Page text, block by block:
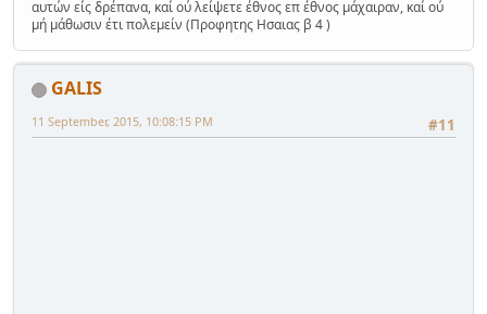
αυτών είς δρέπανα, καί ού λείψετε έθνος επ έθνος μάχαιραν, καί ού
μή μάθωσιν έτι πολεμείν (Προφητης Ησαιας β 4 )
GALIS
#11
11 September, 2015, 10:08:15 PM